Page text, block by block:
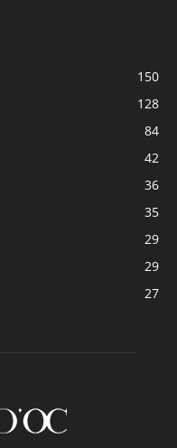
150
128
84
42
36
35
29
29
27